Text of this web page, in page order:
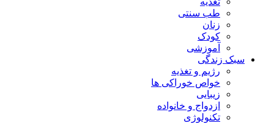
طب سنتی
زنان
کودک
آموزشی
سبک زندگی
رژیم و تغذیه
خواص خوراکی ها
زیبایی
ازدواج و خانواده
تکنولوژی